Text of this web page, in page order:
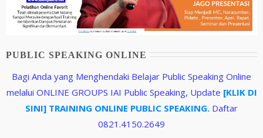
PUBLIC SPEAKING ONLINE
Bagi Anda yang Menghendaki Belajar Public Speaking Online
melalui ONLINE GROUPS IAI Public Speaking, Update [KLIK DI
SINI] TRAINING ONLINE PUBLIC SPEAKING. Daftar
0821.4150.2649